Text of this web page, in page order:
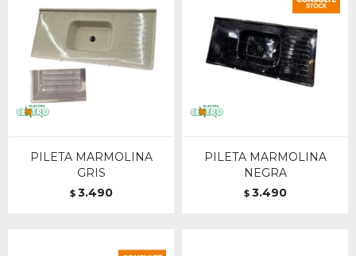
PILETA MARMOLINA
GRIS
$ 3.490
PILETA MARMOLINA
NEGRA
$ 3.490